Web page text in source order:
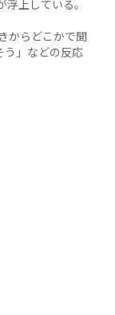
上している。
からどこかで聞
う」などの反応